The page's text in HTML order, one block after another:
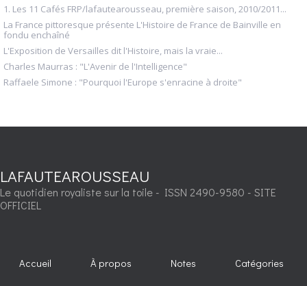
1. Les 11 Cafés FRP/lafautearousseau, première saison, 2010/2011...
La France pittoresque présente L'Histoire de France de Bainville en
fondu enchaîné
L'Exposition de Versailles dit l'Histoire, mais la vraie...
Charles Maurras : "L'Avenir de l'Intelligence"
Raffaele Simone : "Pourquoi l'Europe s'enracine à droite"
LAFAUTEAROUSSEAU
Le quotidien royaliste sur la toile - ISSN 2490-9580 - SITE
OFFICIEL
Accueil À propos Notes Catégories